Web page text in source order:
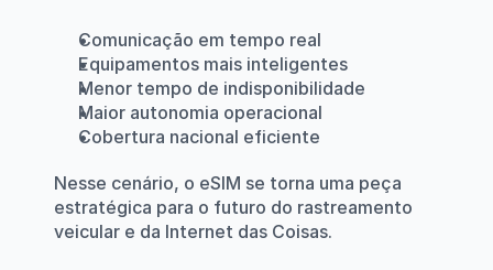
Comunicação em tempo real
Equipamentos mais inteligentes
Menor tempo de indisponibilidade
Maior autonomia operacional
Cobertura nacional eficiente
Nesse cenário, o eSIM se torna uma peça
estratégica para o futuro do rastreamento
veicular e da Internet das Coisas.